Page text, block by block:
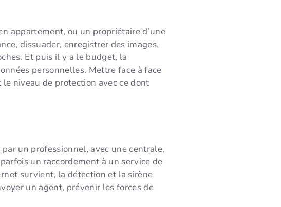
appartement, ou un propriétaire d’une
dissuader, enregistrer des images,
Et puis il y a le budget, la
personnelles. Mettre face à face
niveau de protection avec ce dont
un professionnel, avec une centrale,
un raccordement à un service de
survient, la détection et la sirène
un agent, prévenir les forces de